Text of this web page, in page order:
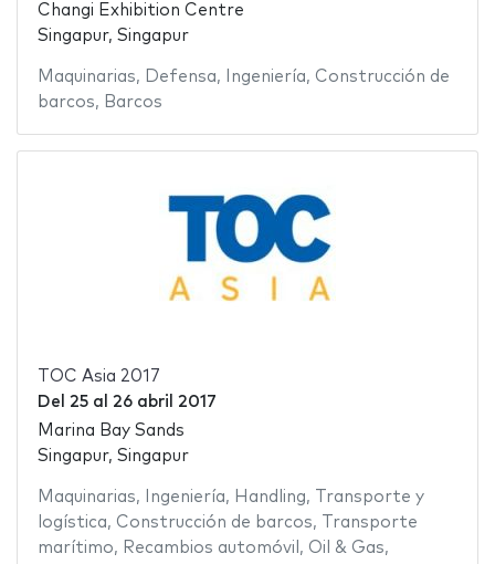
Changi Exhibition Centre
Singapur, Singapur
Maquinarias, Defensa, Ingeniería, Construcción de
barcos, Barcos
TOC Asia 2017
Del 25al 26 abril 2017
Marina Bay Sands
Singapur, Singapur
Maquinarias, Ingeniería, Handling,
Transporte y
logística, Construcción de barcos,
Transporte
marítimo, Recambios automóvil , Oil & Gas,